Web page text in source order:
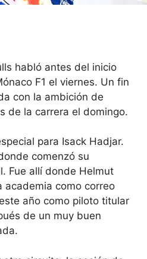
habló antes del inicio
F1 el viernes. Un fin
con la ambición de
de la carrera el domingo.
para Isack Hadjar.
comenzó su
Fue allí donde Helmut
academia como correo
año como piloto titular
de un muy buen